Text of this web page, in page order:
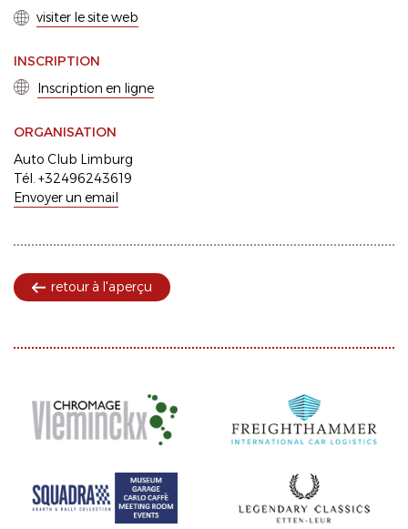
visiter le site web
INSCRIPTION
Inscription en ligne
ORGANISATION
Auto Club Limburg
Tél. +32496243619
Envoyer un email
retour à l'aperçu